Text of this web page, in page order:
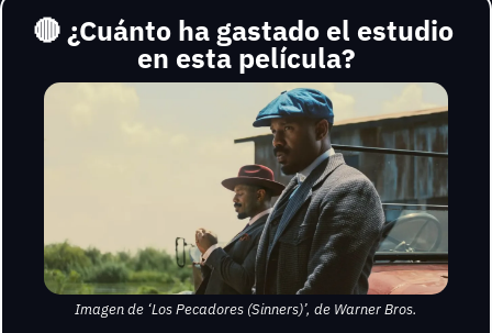
🔴¿Cuánto ha gastado el estudio
en esta película?
Imagen de ‘Los Pecadores (Sinners)’, de Warner Bros.